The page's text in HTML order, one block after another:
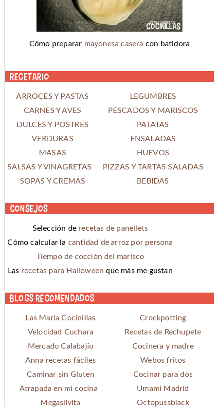
Cómo preparar mayonesa casera con batidora
Recetario
ARROCES Y PASTAS
LEGUMBRES
CARNES Y AVES
PESCADOS Y MARISCOS
DULCES Y POSTRES
PATATAS
VERDURAS
ENSALADAS
MASAS
HUEVOS
SALSAS Y VINAGRETAS
PIZZAS Y TARTAS SALADAS
SOPAS Y CREMAS
BEBIDAS
Consejos
Selección de recetas de panellets
Cómo calcular la cantidad de arroz por persona
Tiempo de cocción del marisco
Las recetas para Halloween que más me gustan
Blogs recomendados
Las María Cocinillas
Crockpotting
Velocidad Cuchara
Recetas de Rechupete
Mercado Calabajío
Cocinera y madre
Anna recetas fáciles
Webos fritos
Caminar sin Gluten
Cocinar para dos
Atrapada en mi cocina
Umami Madrid
Megasilvita
Octopussblack